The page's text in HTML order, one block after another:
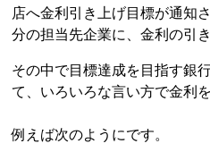
店へ金利引き上げ目標が通知
分の担当先企業に、金利の引
その中で目標達成を目指す銀
て、いろいろな言い方で金利
例えば次のようにです。